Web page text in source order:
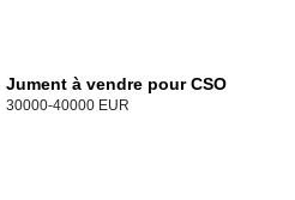
Jument à vendre pour CSO
30000-40000 EUR